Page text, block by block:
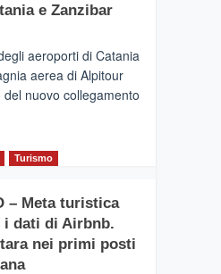
e Zanzibar
aeroporti di Catania
aerea di Alpitour
nuovo collegamento
Turismo
– Meta turistica
i dati di Airbnb.
nei primi posti